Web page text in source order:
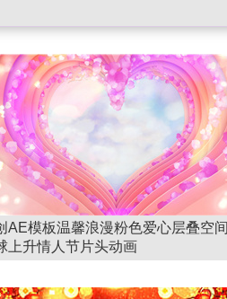
AE模板温馨浪漫粉色爱心层叠空
上升情人节片头动画